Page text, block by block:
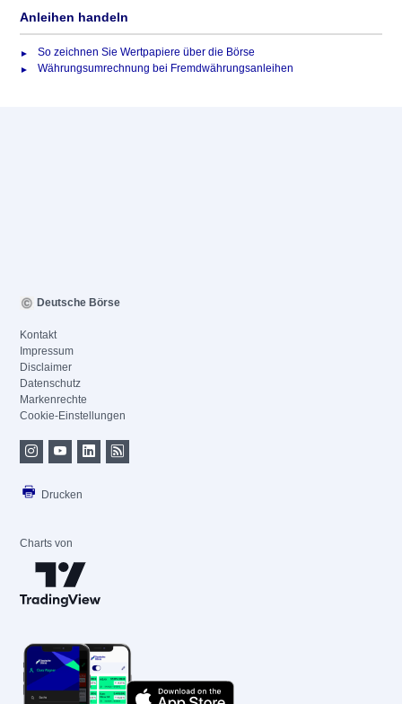
Anleihen handeln
So zeichnen Sie Wertpapiere über die Börse
Währungsumrechnung bei Fremdwährungsanleihen
Deutsche Börse
Kontakt
Impressum
Disclaimer
Datenschutz
Markenrechte
Cookie-Einstellungen
Drucken
Charts von